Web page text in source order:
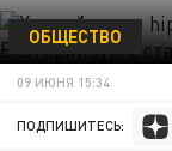
ОБЩЕСТВО
09 ИЮНЯ 15:34
ПОДПИШИТЕСЬ: